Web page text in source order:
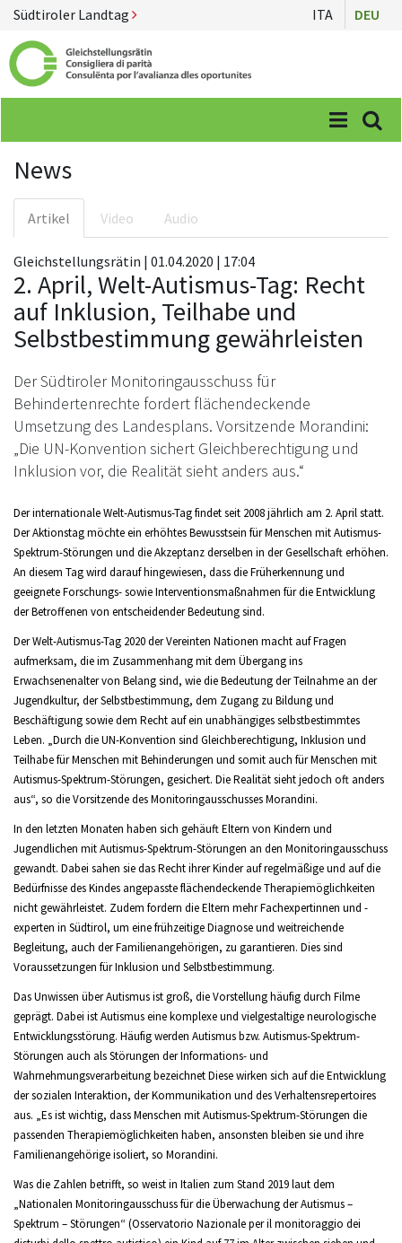
Südtiroler Landtag ITA DEU
Menü
News
Artikel Video Audio
Gleichstellungsrätin | 01.04.2020 | 17:04
2. April, Welt-Autismus-Tag: Recht
auf Inklusion, Teilhabe und
Selbstbestimmung gewährleisten
Der Südtiroler Monitoringausschuss für
Behindertenrechte fordert flächendeckende
Umsetzung des Landesplans. Vorsitzende Morandini:
„Die UN-Konvention sichert Gleichberechtigung und
Inklusion vor, die Realität sieht anders aus.“
Der internationale Welt-Autismus-Tagfindet seit 2008 jährlich am 2. April statt.
Der Aktionstag möchte ein erhöhtes Bewusstsein für Menschen mit Autismus-
Spektrum-Störungen und die Akzeptanz derselben in der Gesellschaft erhöhen.
An diesem Tag wird darauf hingewiesen, dass die Früherkennung und
geeignete Forschungs- sowie Interventionsmaßnahmen für die Entwicklung
der Betroffenen von entscheidender Bedeutung sind.
Der Welt-Autismus-Tag 2020 der Vereinten Nationen macht auf Fragen
aufmerksam, die im Zusammenhang mit dem Übergang ins
Erwachsenenalter von Belang sind, wie die Bedeutung der Teilnahme an der
Jugendkultur, der Selbstbestimmung, dem Zugang zu Bildung und
Beschäftigung sowie dem Recht auf ein unabhängiges selbstbestimmtes
Leben. „Durch die UN-Konvention sind Gleichberechtigung, Inklusion und
Teilhabe für Menschen mit Behinderungen und somit auch für Menschen mit
Autismus-Spektrum-Störungen, gesichert. Die Realität sieht jedoch oft anders
aus“, so die Vorsitzende des Monitoringausschusses Morandini.
In den letzten Monaten haben sich gehäuft Eltern von Kindern und
Jugendlichen mit Autismus-Spektrum-Störungen an den Monitoringausschuss
gewandt. Dabei sahen sie das Recht ihrer Kinder auf regelmäßige und auf die
Bedürfnisse des Kindes angepasste flächendeckende Therapiemöglichkeiten
nicht gewährleistet. Zudem fordern die Eltern mehr Fachexpertinnen und -
experten in Südtirol, um eine frühzeitige Diagnose und weitreichende
Begleitung, auch der Familienangehörigen, zu garantieren. Dies sind
Voraussetzungen für Inklusion und Selbstbestimmung.
Das Unwissen über Autismus ist groß, die Vorstellung häufig durch Filme
geprägt. Dabei istAutismus eine komplexe und vielgestaltige neurologische
Entwicklungsstörung. Häufig werden Autismus bzw. Autismus-Spektrum-
Störungen auch als Störungen der Informations- und
Wahrnehmungsverarbeitung bezeichnet Diese wirken sich auf die Entwicklung
der sozialen Interaktion, der Kommunikation und des Verhaltensrepertoires
aus. „Es ist wichtig, dass Menschen mit Autismus-Spektrum-Störungen die
passenden Therapiemöglichkeiten haben, ansonsten bleiben sie und ihre
Familienangehörige isoliert, so Morandini.
Was die Zahlen betrifft, so weist in Italien zum Stand 2019 laut dem
„Nationalen Monitoringausschuss für die Überwachung der Autismus –
Spektrum – Störungen“ (Osservatorio Nazionale per il monitoraggio dei